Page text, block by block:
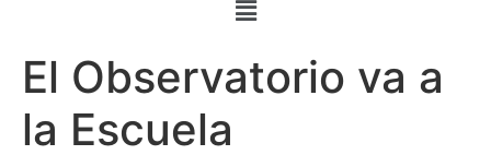
El Observatorio va a
la Escuela